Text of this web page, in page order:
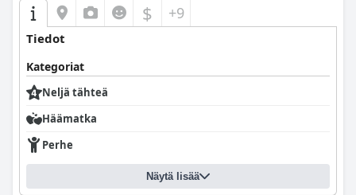
$ +9
Tiedot
Kategoriat
Neljä tähteä
Häämatka
Perhe
Näytä lisää